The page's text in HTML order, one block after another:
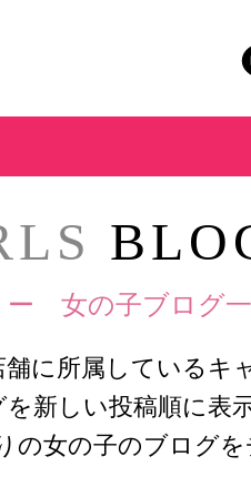
ー 女の子ブログ
舗に所属しているキ
を新しい投稿順に表
の女の子のブログ